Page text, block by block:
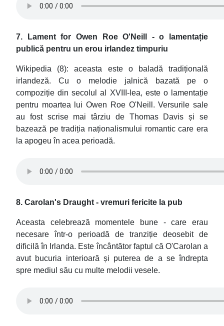
7. Lament for Owen Roe O'Neill - o lamentație
publică pentru un erou irlandez timpuriu
Wikipedia (8): aceasta este o baladă tradițională
irlandeză. Cu o melodie jalnică bazată pe o
compoziție din secolul al XVIII-lea, este o lamentație
pentru moartea lui Owen Roe O'Neill. Versurile sale
au fost scrise mai târziu de Thomas Davis și se
bazează pe tradiția naționalismului romantic care era
la apogeu în acea perioadă.
8. Carolan's Draught - vremuri fericite la pub
Aceasta celebrează momentele bune - care erau
necesare într-o perioadă de tranziție deosebit de
dificilă în Irlanda. Este încântător faptul că O'Carolan a
avut bucuria interioară și puterea de a se îndrepta
spre mediul său cu multe melodii vesele.